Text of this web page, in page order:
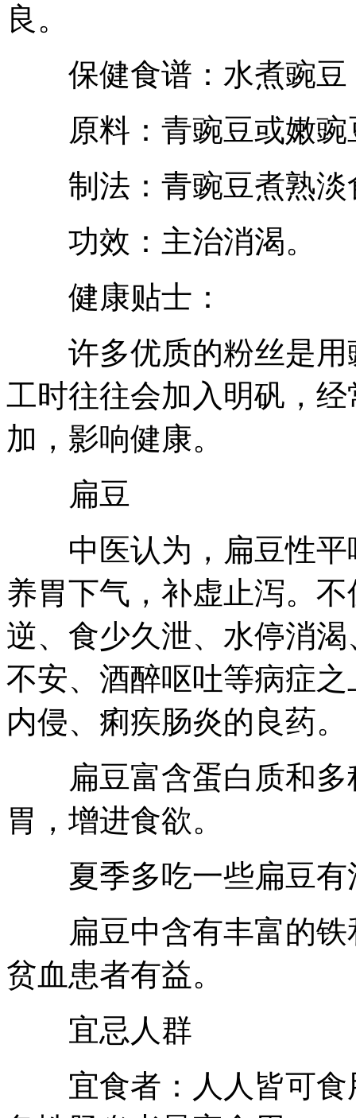
良。
保健食谱：水煮豌豆
原料：青豌豆或嫩豌
制法：青豌豆煮熟淡
功效：主治消渴。
健康贴士：
许多优质的粉丝是用
工时往往会加入明矾，
加，影响健康。
扁豆
中医认为，扁豆性平
养胃下气，补虚止泻。
逆、食少久泄、水停消
不安、酒醉呕吐等病症
内侵、痢疾肠炎的良药。
扁豆富含蛋白质和多
胃，增进食欲。
夏季多吃一些扁豆有
扁豆中含有丰富的铁
贫血患者有益。
宜忌人群
宜食者：人人皆可食